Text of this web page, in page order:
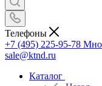
Телефоны
+7 (495) 225-95-78
sale@ktnd.ru
Каталог